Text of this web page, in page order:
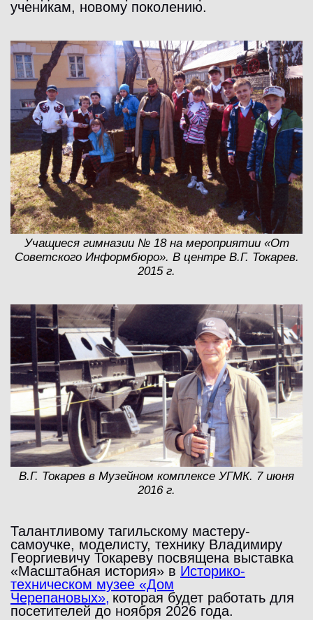
ученикам, новому поколению.
Учащиеся гимназии № 18 на мероприятии «От
Советского Информбюро». В центре В.Г. Токарев.
2015 г.
В.Г. Токарев в Музейном комплексе УГМК. 7 июня
2016 г.
Талантливому тагильскому мастеру-
самоучке, моделисту, технику Владимиру
Георгиевичу Токареву посвящена выставка
«Масштабная история» в Историко-
техническом музее «Дом
Черепановых», которая будет работать для
посетителей до ноября 2026 года.